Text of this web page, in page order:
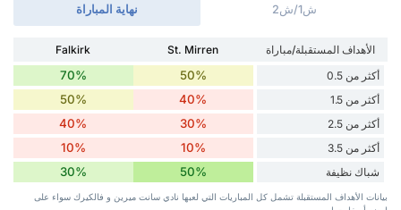
نهاية المباراة ش1/ش2
الأهداف المستقبلة/مباراة St. Mirren
Falkirk
أكثر من 0.5
50%
70%
أكثر من 1.5 40%
50%
أكثر من 2.5 30%
40%
أكثر من 3.5 10%
10%
شباك نظيفة 50%
30%
بيانات الأهداف المستقبلة تشمل كل المباريات التي لعبها نادي سانت ميرين و فالكيرك سواء ‏على